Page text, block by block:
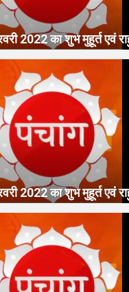
2022 का शुभ मुहूर्त एवं
2022 का शुभ मुहूर्त एवं